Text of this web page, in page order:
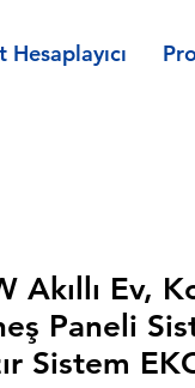
Hesaplayıcı
Akıllı Ev,
Paneli
Sistem